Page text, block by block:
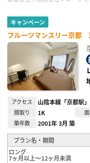
キャンペーン
フルーツマンスリー京都
アクセス 山陰本線「京都駅
間取り 1K
築年数 2001年 3月 築
プラン名・期間
ロング
7ヶ月以上～12ヶ月未満